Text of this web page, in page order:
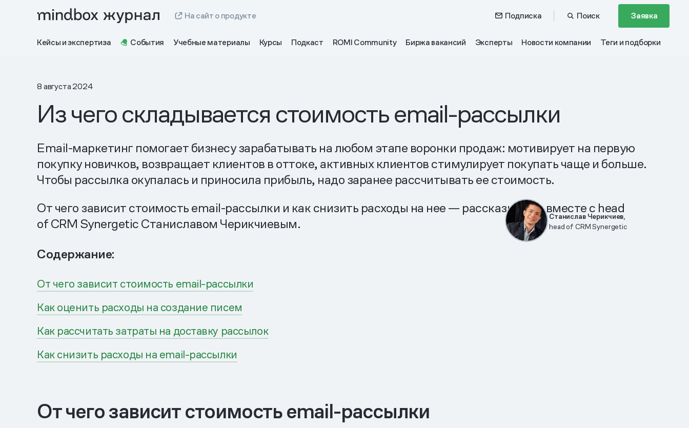
На сайт о продукте Подписка Поиск Заявка
Кейсы и экспертиза События Учебные материалы Курсы Подкаст ROMI Community Биржа вакансий Эксперты Новости компании Теги и подборки
8 августа 2024
Из чего складывается стоимость email-рассылки
Email-маркетинг помогает бизнесу зарабатывать на любом этапе воронки продаж: мотивирует на первую
покупку новичков, возвращает клиентов в оттоке, активных клиентов стимулирует покупать чаще и больше.
Чтобы рассылка окупалась и приносила прибыль, надо заранее рассчитывать ее стоимость.
Станислав Черикчиев,
head of CRM Synergetic
От чего зависит стоимость email-рассылки и как снизить расходы на нее — рассказываем вместе с head
of CRM Synergetic Станиславом Черикчиевым.
Содержание:
От чего зависит стоимость email-рассылки
Как оценить расходы на создание писем
Как рассчитать затраты на доставку рассылок
Как снизить расходы на email-рассылки
От чего зависит стоимость email-рассылки